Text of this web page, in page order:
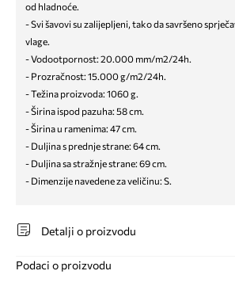
od hladnoće.
- Svi šavovi su zalijepljeni, tako da savršeno
vlage.
- Vodootpornost: 20.000 mm/m2/24h.
- Prozračnost: 15.000 g/m2/24h.
- Težina proizvoda: 1060 g.
- Širina ispod pazuha: 58 cm.
- Širina u ramenima: 47 cm.
- Duljina s prednje strane: 64 cm.
- Duljina sa stražnje strane: 69 cm.
- Dimenzije navedene za veličinu: S.
Detalji o proizvodu
Podaci o proizvodu